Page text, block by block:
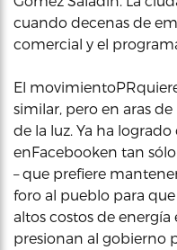
cuando decenas de
comercial y el
El
similar, pero en aras
de la luz. Ya ha
enFacebooken tan
– que prefiere
foro al pueblo para
altos costos de energía
presionan al gobierno